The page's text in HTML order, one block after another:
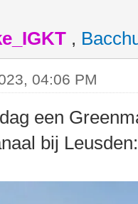
,
04:06 PM
een
bij Leusden: